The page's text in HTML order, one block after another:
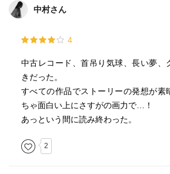
中村さん
4
中古レコード、首吊り気球、長い夢、
きだった。
すべての作品でストーリーの発想が素
ちゃ面白い上にさすがの画力で…！
あっという間に読み終わった。
2